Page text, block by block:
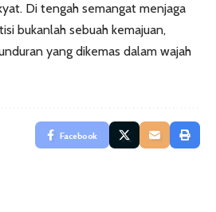
Di tengah semangat menjaga
bukanlah sebuah kemajuan,
yang dikemas dalam wajah
Facebook